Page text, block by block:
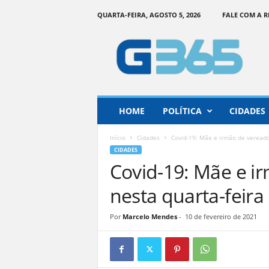
QUARTA-FEIRA, AGOSTO 5, 2026 FALE COM A
ç
HOME POLÍTICA CIDADES
Início Cidades Covid-19: Mãe e irmão de
CIDADES
Covid-19: Mãe e
nesta quarta-feira
Por Marcelo Mendes- 10 de fevereiro de 2021